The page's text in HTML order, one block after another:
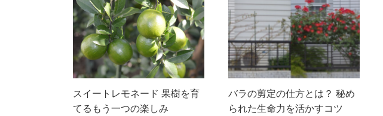
スイートレモネード 果樹を育
てるもう一つの楽しみ
バラの剪定の仕方とは？ 秘め
られた生命力を活かすコツ